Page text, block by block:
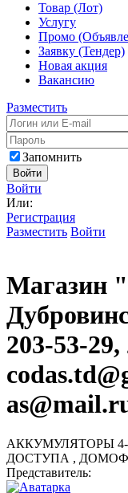
Товар (Лот)
Услугу
Промо
Заявку (Тендер)
Новая акция
Вакансию
Разместить
Запомнить
Войти
Войти
Или:
Регистрация
Разместить Войти
Магазин
203-53-29,
АККУМУЛЯТОРЫ
ДОСТУПА ,
Представитель: